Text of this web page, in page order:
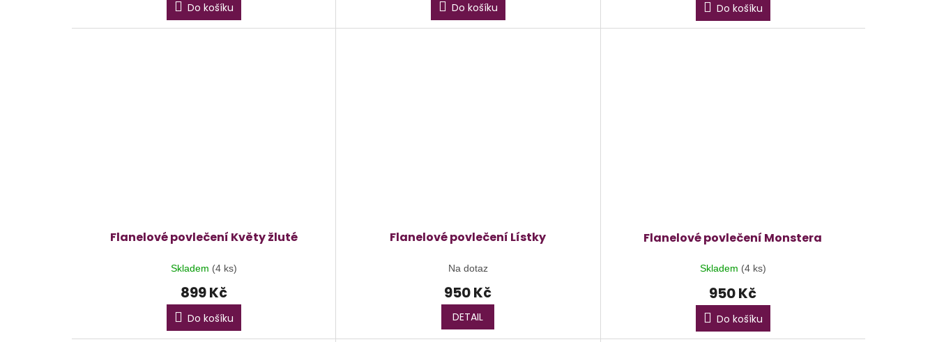
Do košíku Do košíku Do košíku
Flanelové povlečení Květy žluté
Skladem (4 ks)
899 Kč
Do košíku
Flanelové povlečení Lístky
Na dotaz
950 Kč
DETAIL
Flanelové povlečení Monstera
Skladem (4 ks)
950 Kč
Do košíku